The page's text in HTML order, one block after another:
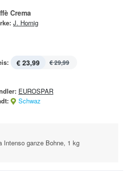
Crema
J. Hornig
€ 23,99 € 29,99
EUROSPAR
Schwaz
Intenso ganze Bohne, 1 kg